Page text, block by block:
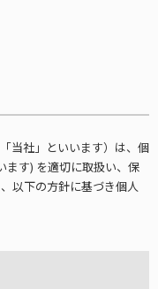
当社」といいます）は、個
ます) を適切に取扱い、保
以下の方針に基づき個人